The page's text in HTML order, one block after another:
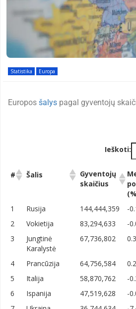
Statistika Europa
Europos šalys pagal gyventojų
Ieškoti:
# Šalis
Gyventojų
skaičius
# Šalis
Gyventojų
1 Rusija 144,444,359 -
2
Vokietija 83,294,633 -
3
Jungtinė
Karalystė
67,736,802
4 Prancūzija 64,756,584
5
Italija 58,870,762 -
6
Ispanija 47,519,628 -